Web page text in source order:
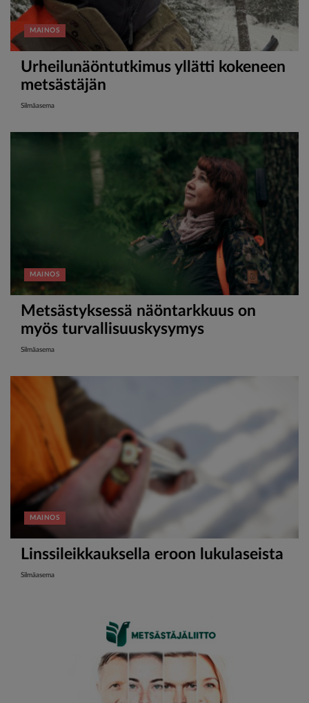
MAINOS
Urheilunäöntutkimus yllätti kokeneen
metsästäjän
Silmäasema
MAINOS
Metsästyksessä näöntarkkuus on
myös turvallisuuskysymys
Silmäasema
MAINOS
Linssileikkauksella eroon lukulaseista
Silmäasema